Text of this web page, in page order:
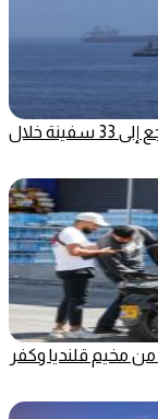
بيانات: حركة الملاحة في مضيق هرمز تتراجع إلى 33 سفينة خلال
مخيم قلنديا وكفر